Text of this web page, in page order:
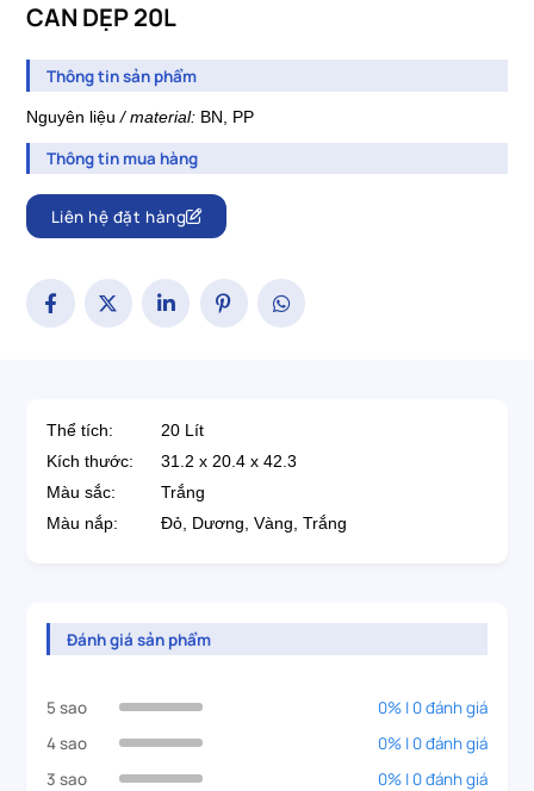
CAN DẸP 20L
Thông tin sản phẩm
Nguyên liệu /material: BN, PP
Thông tin mua hàng
Liên hệ đặt hàng
Thể tích: 20 Lít
Kích thước:
31.2 x 20.4 x 42.3
Màu sắc:
Trắng
Màu nắp:
Đỏ, Dương, Vàng, Trắng
Đánh giá sản phẩm
5 sao
0% | 0 đánh giá
4 sao
0% | 0 đánh giá
3 sao
0% | 0 đánh giá